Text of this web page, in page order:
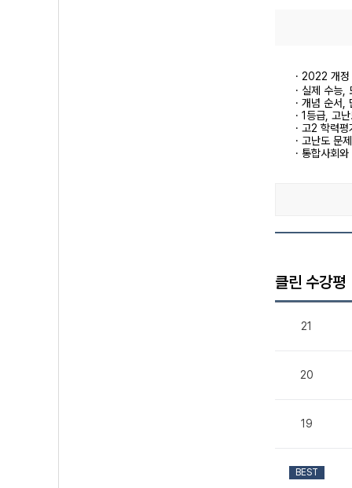
· 2022 개정
· 실제 수능,
· 개념 순서,
· 1등급, 고
· 고2 학력
· 고난도 문
· 통합사회
클린 수강평
21
20
19
BEST